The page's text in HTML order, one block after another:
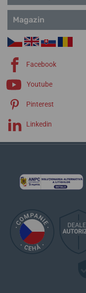
Magazin
Facebook
Youtube
Pinterest
Linkedin